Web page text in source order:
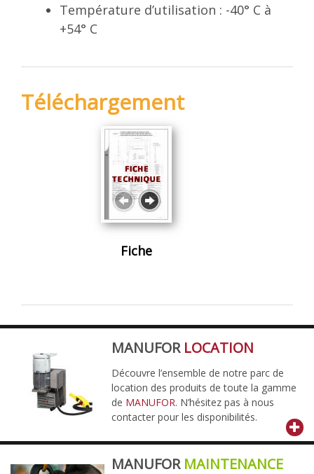
Température d’utilisation : -40° C à
+54° C
Téléchargement
Fiche
MANUFOR LOCATION
Découvre l’ensemble de notre parc de
location des produits de toute la gamme
de MANUFOR. N’hésitez pas à nous
contacter pour les disponibilités.
MANUFOR MAINTENANCE